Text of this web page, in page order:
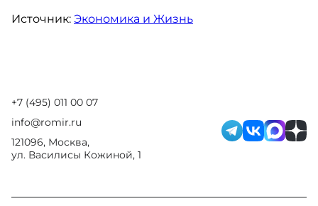
Источник: Экономика и Жизнь
+7 (495) 011 00 07
info@romir.ru
121096, Москва,
ул. Василисы Кожиной, 1